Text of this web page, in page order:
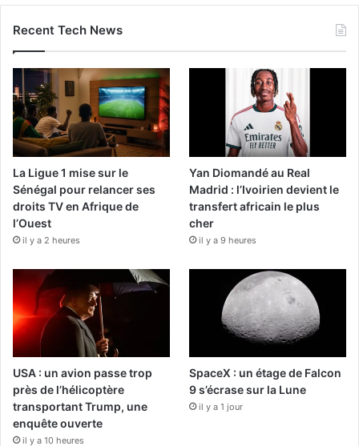
Recent Tech News
La Ligue 1 mise sur le
Sénégal pour relancer ses
droits TV en Afrique de
l’Ouest
il y a 2 heures
Yan Diomandé au Real
Madrid : l’Ivoirien devient le
transfert africain le plus
cher
il y a 9 heures
USA : un avion passe trop
près de l’hélicoptère
transportant Trump, une
enquête ouverte
il y a 10 heures
SpaceX : un étage de Falcon
9 s’écrase sur la Lune
il y a 1 jour